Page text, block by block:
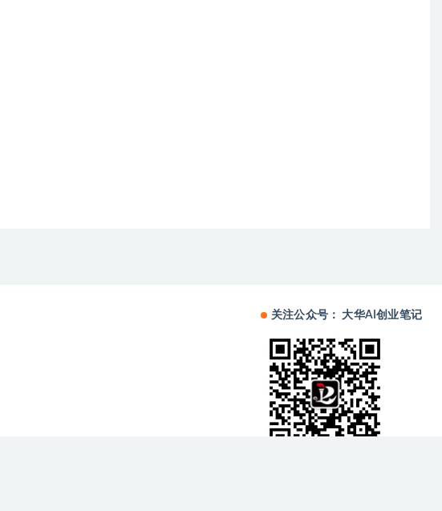
关注公众号： 大华AI创业笔记